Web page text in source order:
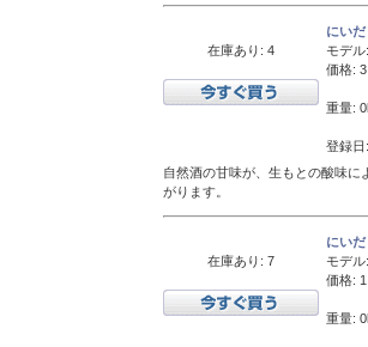
在庫あり: 4
にい
モデル:
価格:
重量:
登録
自然酒の甘味が、生もとの酸味
がります。
在庫あり: 7
にい
モデル:
価格:
重量: